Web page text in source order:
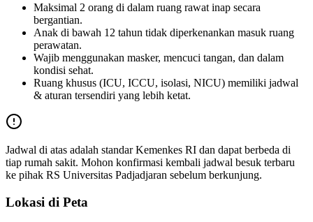
Maksimal 2 orang di dalam ruang rawat inap secara
bergantian.
Anak di bawah 12 tahun tidak diperkenankan masuk ruang
perawatan.
Wajib menggunakan masker, mencuci tangan, dan dalam
kondisi sehat.
Ruang khusus (ICU, ICCU, isolasi, NICU) memiliki jadwal
& aturan tersendiri yang lebih ketat.
Jadwal di atas adalah standar Kemenkes RI dan dapat berbeda di
tiap rumah sakit. Mohon konfirmasi kembali jadwal besuk terbaru
ke pihak RS Universitas Padjadjaran sebelum berkunjung.
Lokasi di Peta